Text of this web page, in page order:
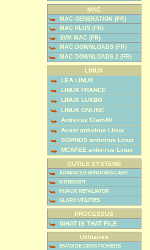
MAC
MAC GENERATION (FR)
MAC PLUS (FR)
SVM MAC (FR)
MAC DOWNLOADS (FR)
MAC DOWNLOADS 2 (FR)
LINUX
LEA LINUX
LINUX FRANCE
LINUX LUXBG
LINUX ONLINE
Antivirus ClamAV
Avast antivirus Linux
SOPHOS antivirus Linux
MCAFEE antivirus Linux
OUTILS SYSTEME
ADVANCED WINDOWS CARE
NTREGOPT
HIJACK RETALIATOR
GLARY UTILITIES
PROCESSUS
WHAT IS THAT FILE
Utilitaires
ENVOI DE GROS FICHIERS